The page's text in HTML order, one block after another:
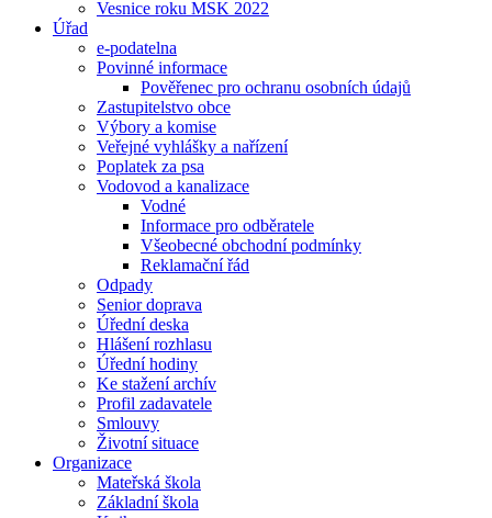
Vesnice roku MSK 2022
Úřad
e-podatelna
Povinné informace
Pověřenec pro ochranu osobních údajů
Zastupitelstvo obce
Výbory a komise
Veřejné vyhlášky a nařízení
Poplatek za psa
Vodovod a kanalizace
Vodné
Informace pro odběratele
Všeobecné obchodní podmínky
Reklamační řád
Odpady
Senior doprava
Úřední deska
Hlášení rozhlasu
Úřední hodiny
Ke stažení archív
Profil zadavatele
Smlouvy
Životní situace
Organizace
Mateřská škola
Základní škola